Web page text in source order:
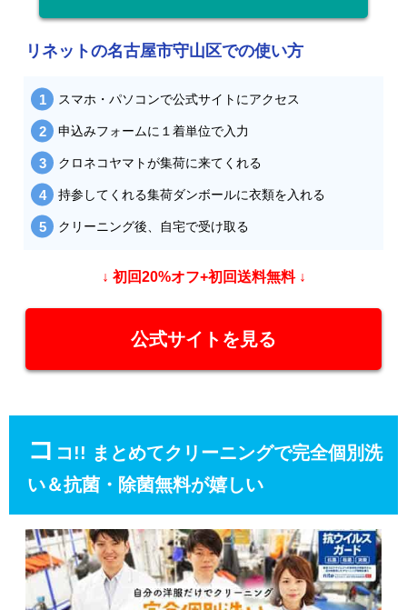
リネットの名古屋市守山区での使い方
スマホ・パソコンで公式サイトにアクセス
申込みフォームに１着単位で入力
クロネコヤマトが集荷に来てくれる
持参してくれる集荷ダンボールに衣類を入れる
クリーニング後、自宅で受け取る
↓ 初回20%オフ+初回送料無料 ↓
公式サイトを見る
コ コ!! まとめてクリーニングで完全個別洗
い＆抗菌・除菌無料が嬉しい